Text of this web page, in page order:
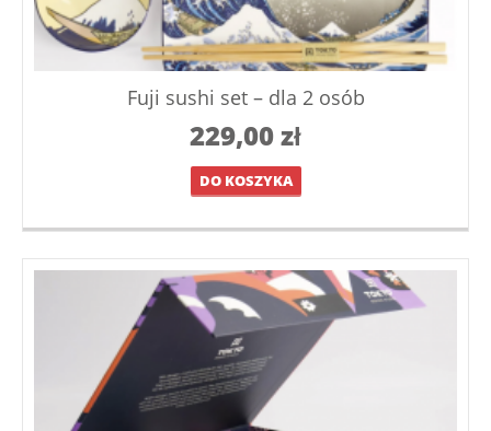
Fuji sushi set – dla 2 osób
229,00zł
DO KOSZYKA